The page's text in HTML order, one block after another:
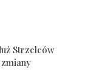
Strzelców